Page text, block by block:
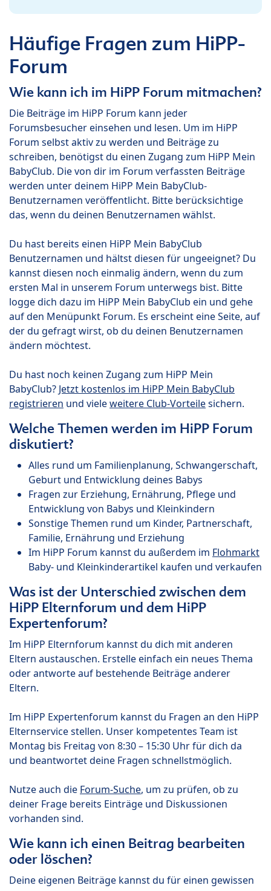
Häufige Fragen zum HiPP-
Forum
Wie kann ich im HiPP Forum mitmachen?
Die Beiträge im HiPP Forum kann jeder
Forumsbesucher einsehen und lesen. Um im HiPP
Forum selbst aktiv zu werden und Beiträge zu
schreiben, benötigst du einen Zugang zum HiPP Mein
BabyClub. Die von dir im Forum verfassten Beiträge
werden unter deinem HiPP Mein BabyClub-
Benutzernamen veröffentlicht. Bitte berücksichtige
das, wenn du deinen Benutzernamen wählst.
Du hast bereits einen HiPP Mein BabyClub
Benutzernamen und hältst diesen für ungeeignet? Du
kannst diesen noch einmalig ändern, wenn du zum
ersten Mal in unserem Forum unterwegs bist. Bitte
logge dich dazu im HiPP Mein BabyClub ein und gehe
auf den Menüpunkt Forum. Es erscheint eine Seite, auf
der du gefragt wirst, ob du deinen Benutzernamen
ändern möchtest.
Du hast noch keinen Zugang zum HiPP Mein
BabyClub? Jetzt kostenlos im HiPP Mein BabyClub
registrieren und vieleweitere Club-Vorteilesichern.
Welche Themen werden im HiPP Forum
diskutiert?
Alles rund um Familienplanung, Schwangerschaft,
Geburt und Entwicklung deines Babys
Fragen zur Erziehung, Ernährung, Pflege und
Entwicklung von Babys und Kleinkindern
Sonstige Themen rund um Kinder, Partnerschaft,
Familie, Ernährung und Erziehung
Im HiPP Forum kannst du außerdem im Flohmarkt
Baby- und Kleinkinderartikel kaufen und verkaufen
Was ist der Unterschied zwischen dem
HiPP Elternforum und dem HiPP
Expertenforum?
Im HiPP Elternforum kannst du dich mit anderen
Eltern austauschen. Erstelle einfach ein neues Thema
oder antworte auf bestehende Beiträge anderer
Eltern.
Im HiPP Expertenforum kannst du Fragen an den HiPP
Elternservice stellen. Unser kompetentes Team ist
Montag bis Freitag von 8:30 – 15:30 Uhr für dich da
und beantwortet deine Fragen schnellstmöglich.
Nutze auch die Forum-Suche, um zu prüfen, ob zu
deiner Frage bereits Einträge und Diskussionen
vorhanden sind.
Wie kann ich einen Beitrag bearbeiten
oder löschen?
Deine eigenen Beiträge kannst du für einen gewissen